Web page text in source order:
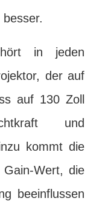
in jeden
der auf
auf 130 Zoll
und
kommt die
Wert, die
beeinflussen